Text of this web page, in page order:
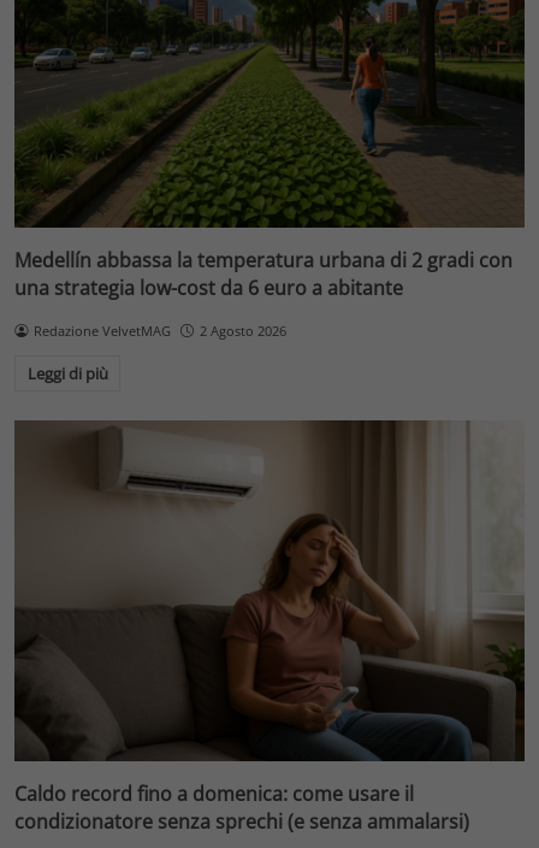
Medellín abbassa la temperatura urbana di 2 gradi con
una strategia low-cost da 6 euro a abitante
Redazione VelvetMAG 2 Agosto 2026
Leggi di più
Caldo record fino a domenica: come usare il
condizionatore senza sprechi (e senza ammalarsi)